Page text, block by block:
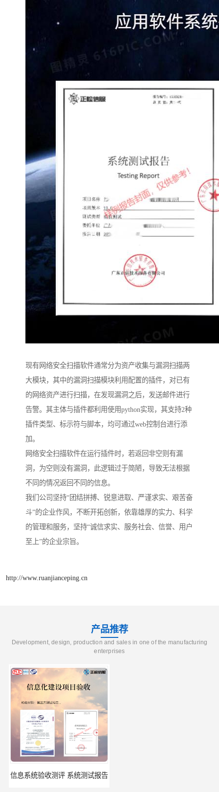
现有网络安全扫描软件通常分为资产收集与漏洞扫描两
大模块，其中的漏洞扫描模块利用配置的插件，对已有
的网络资产进行扫描，在发现漏洞之后，发送邮件进行
告警。其主体与插件都利用使用python实现，其支持2种
插件类型、标示符与脚本，均可通过web控制台进行添
加。
网络安全扫描软件在运行插件时，若返回非空则有漏
洞，为空则没有漏洞，此逻辑过于简陋，导致无法根据
不同的情况返回不同的信息。
我们公司坚持“团结拼搏、锐意进取、严谨求实、艰苦奋
斗”的企业作风，不断开拓创新，依靠雄厚的实力、科学
的管理和服务，坚持“诚信求实、服务社会、信誉、用户
至上”的企业宗旨。
http://www.ruanjianceping.cn
产品推荐
Development, design, production and sales in one of the manufacturing
enterprises
信息系统验收测评 系统测试报告